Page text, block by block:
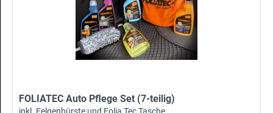
FOLIATEC Auto Pflege Set (7-teilig)